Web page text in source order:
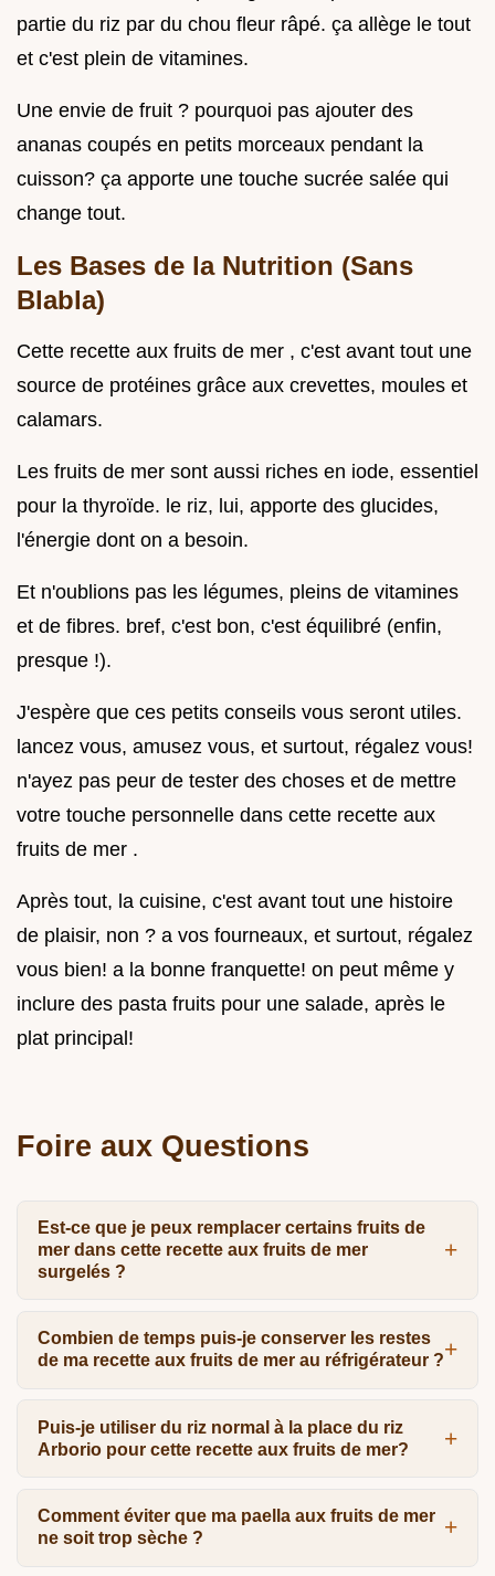
partie du riz par du chou fleur râpé. ça allège le tout
et c'est plein de vitamines.
Une envie de fruit ? pourquoi pas ajouter des
ananas coupés en petits morceaux pendant la
cuisson? ça apporte une touche sucrée salée qui
change tout.
Les Bases de la Nutrition (Sans
Blabla)
Cette recette aux fruits de mer , c'est avant tout une
source de protéines grâce aux crevettes, moules et
calamars.
Les fruits de mer sont aussi riches en iode, essentiel
pour la thyroïde. le riz, lui, apporte des glucides,
l'énergie dont on a besoin.
Et n'oublions pas les légumes, pleins de vitamines
et de fibres. bref, c'est bon, c'est équilibré (enfin,
presque !).
J'espère que ces petits conseils vous seront utiles.
lancez vous, amusez vous, et surtout, régalez vous!
n'ayez pas peur de tester des choses et de mettre
votre touche personnelle dans cette recette aux
fruits de mer .
Après tout, la cuisine, c'est avant tout une histoire
de plaisir, non ? a vos fourneaux, et surtout, régalez
vous bien! a la bonne franquette! on peut même y
inclure des pasta fruits pour une salade, après le
plat principal!
Foire aux Questions
Est-ce que je peux remplacer certains fruits de
mer dans cette recette aux fruits de mer
surgelés ?
Combien de temps puis-je conserver les restes
de ma recette aux fruits de mer au réfrigérateur ?
Puis-je utiliser du riz normal à la place du riz
Arborio pour cette recette aux fruits de mer?
Comment éviter que ma paella aux fruits de mer
ne soit trop sèche ?